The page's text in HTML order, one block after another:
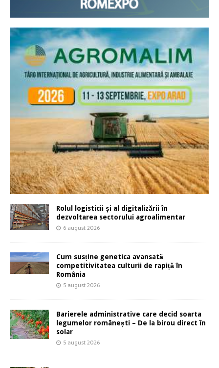
Rolul logisticii și al digitalizării în
dezvoltarea sectorului agroalimentar
6 august 2026
Cum susține genetica avansată
competitivitatea culturii de rapiță în
România
5 august 2026
Barierele administrative care decid soarta
legumelor românești – De la birou direct în
solar
5 august 2026